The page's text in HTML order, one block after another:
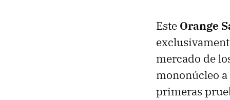
Este Orange
mercado de
mononúcleo
primeras